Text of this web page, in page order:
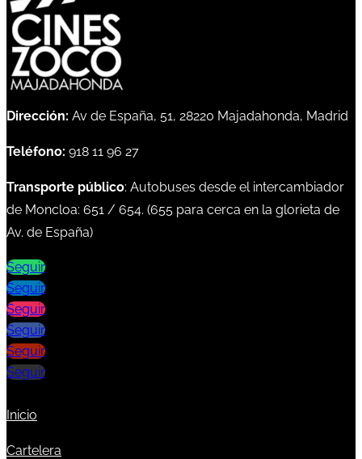
Dirección: Av de España, 51, 28220 Majadahonda, Madrid
Teléfono: 918 11 96 27
Transporte público: Autobuses desde el intercambiador
de Moncloa: 651 / 654. (655 para cerca en la glorieta de
Av. de España)
Seguir
Seguir
Seguir
Seguir
Seguir
Seguir
Inicio
Cartelera